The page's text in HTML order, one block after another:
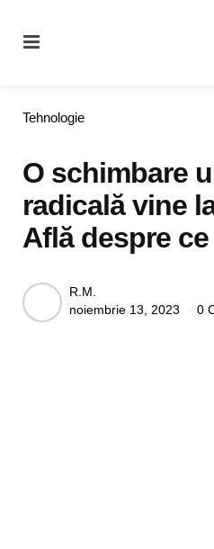
Categories
Tehnologie
O schimbare
radicală vine
Află despre
Posted
by
R.M.
noiembrie 13, 2023
0